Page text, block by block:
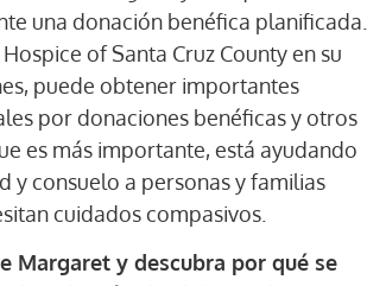
una donación benéfica planificada.
of Santa Cruz County en su
puede obtener importantes
por donaciones benéficas y otros
es más importante, está ayudando
y consuelo a personas y familias
cuidados compasivos.
Margaret y descubra por qué se